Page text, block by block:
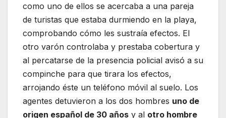
como uno de ellos se acercaba a una pareja
de turistas que estaba durmiendo en la playa,
comprobando cómo les sustraía efectos. El
otro varón controlaba y prestaba cobertura y
al percatarse de la presencia policial avisó a su
compinche para que tirara los efectos,
arrojando éste un teléfono móvil al suelo. Los
agentes detuvieron a los dos hombres uno de
origen español de 30 años y al otro hombre